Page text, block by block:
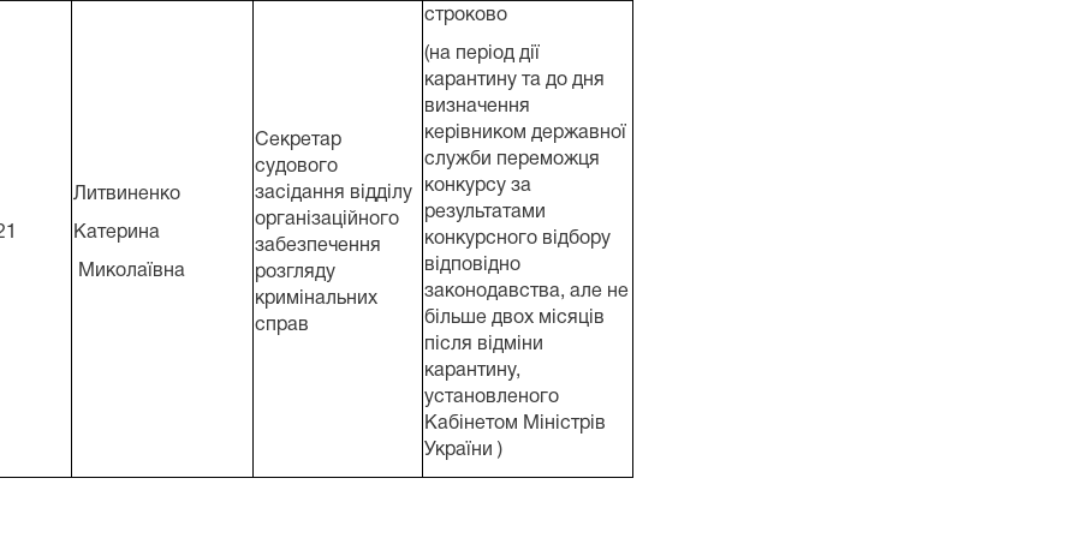
Литвиненко
Катерина
Миколаївна
Секретар
судового
засідання відділу
організаційного
забезпечення
розгляду
кримінальних
справ
cтроково
(на період дії
карантину та до дня
визначення
керівником державної
служби переможця
конкурсу за
результатами
конкурсного відбору
відповідно
законодавства, але не
більше двох місяців
після відміни
карантину,
установленого
Кабінетом Міністрів
України )